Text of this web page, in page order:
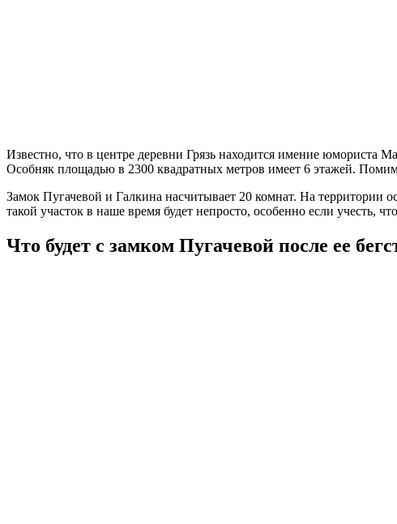
Известно, что в центре деревни Грязь находится имение
Особняк площадью в 2300 квадратных метров имеет 6 этажей.
Замок Пугачевой и Галкина насчитывает 20 комнат. На территории
такой участок в наше время будет непросто, особенно если учесть,
Что будет с замком Пугачевой после ее